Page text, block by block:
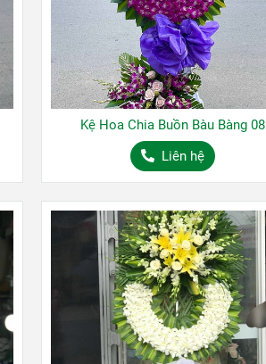
Kệ Hoa Chia Buồn Bàu Bàng 08
Liên hệ